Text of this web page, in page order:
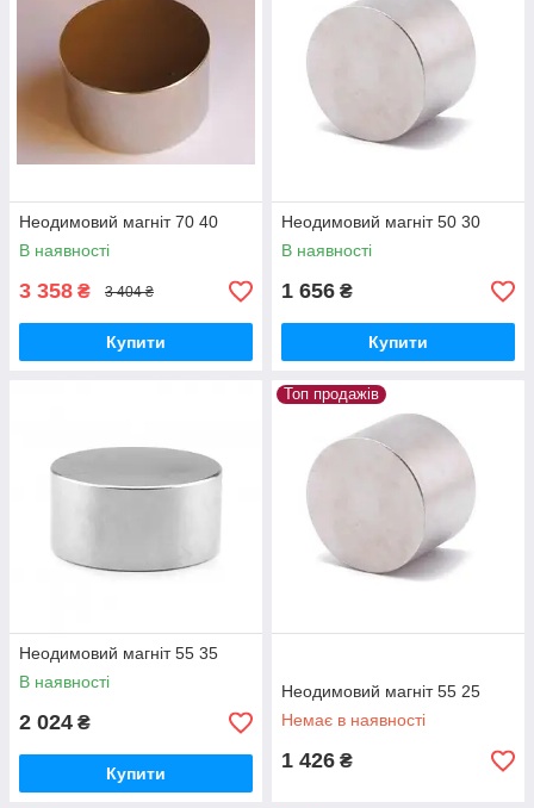
Неодимовий магніт 70 40
В наявності
3 358 ₴ 3 404 ₴
Купити
Неодимовий магніт 50 30
В наявності
1 656 ₴
Купити
Неодимовий магніт 55 35
В наявності
2 024 ₴
Купити
Топ продажів
Неодимовий магніт 55 25
Немає в наявності
1 426 ₴